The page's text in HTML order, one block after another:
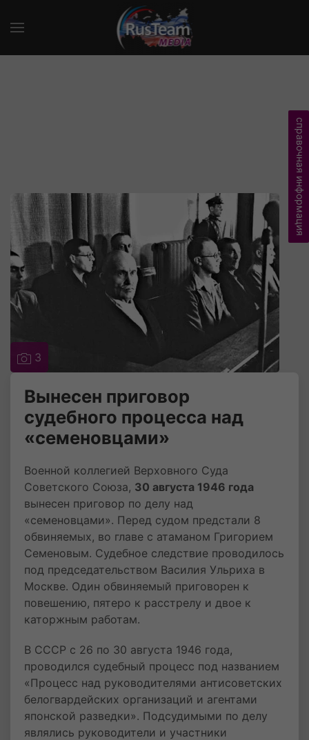
3
Вынесен приговор
судебного процесса над
«семеновцами»
Военной коллегией Верховного Суда
Советского Союза, 30 августа 1946 года
вынесен приговор по делу над
«семеновцами». Перед судом предстали 8
обвиняемых, во главе с атаманом Григорием
Семеновым. Судебное следствие проводилось
под председательством Василия Ульриха в
Москве. Один обвиняемый приговорен к
повешению, пятеро к расстрелу и двое к
каторжным работам.
В СССР с 26 по 30 августа 1946 года,
проводился судебный процесс под названием
«Процесс над руководителями антисоветских
белогвардейских организаций и агентами
японской разведки». Подсудимыми по делу
являлись руководители и участники
справочная информация